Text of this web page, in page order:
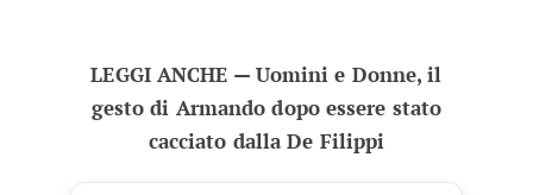
LEGGI ANCHE — Uomini e Donne, il
gesto di Armando dopo essere stato
cacciato dalla De Filippi